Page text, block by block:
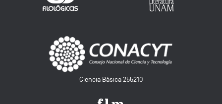
Ciencia Básica 255210